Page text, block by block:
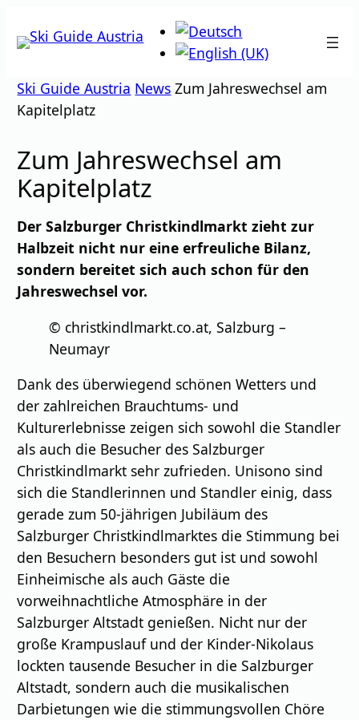
Inhalt
Ski Guide Austria News Zum Jahreswechsel am
Kapitelplatz
Zum Jahreswechsel am
Kapitelplatz
Der Salzburger Christkindlmarkt zieht zur
Halbzeit nicht nur eine erfreuliche Bilanz,
sondern bereitet sich auch schon für den
Jahreswechsel vor.
© christkindlmarkt.co.at, Salzburg –
Neumayr
Dank des überwiegend schönen Wetters und
der zahlreichen Brauchtums- und
Kulturerlebnisse zeigen sich sowohl die Standler
als auch die Besucher des Salzburger
Christkindlmarkt sehr zufrieden. Unisono sind
sich die Standlerinnen und Standler einig, dass
gerade zum 50-jährigen Jubiläum des
Salzburger Christkindlmarktes die Stimmung bei
den Besuchern besonders gut ist und sowohl
Einheimische als auch Gäste die
vorweihnachtliche Atmosphäre in der
Salzburger Altstadt genießen. Nicht nur der
große Krampuslauf und der Kinder-Nikolaus
lockten tausende Besucher in die Salzburger
Altstadt, sondern auch die musikalischen
Darbietungen wie die stimmungsvollen Chöre